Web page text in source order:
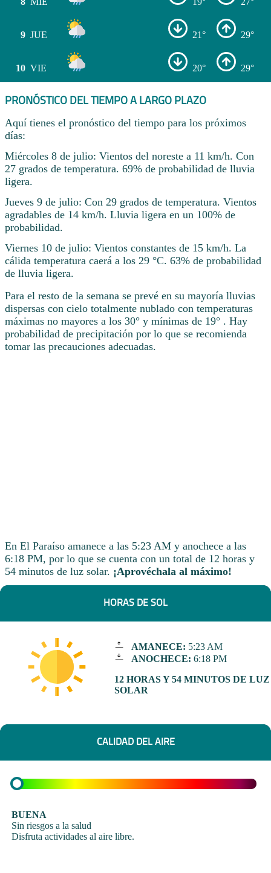
9 JUE 21° 29°
10 VIE 20° 29°
PRONÓSTICO DEL TIEMPO A LARGO PLAZO
Aquí tienes el pronóstico del tiempo para los próximos
días:
Miércoles 8 de julio: Vientos del noreste a 11 km/h. Con
27 grados de temperatura. 69% de probabilidad de lluvia
ligera.
Jueves 9 de julio: Con 29 grados de temperatura. Vientos
agradables de 14 km/h. Lluvia ligera en un 100% de
probabilidad.
Viernes 10 de julio: Vientos constantes de 15 km/h. La
cálida temperatura caerá a los 29 °C. 63% de probabilidad
de lluvia ligera.
Para el resto de la semana se prevé en su mayoría lluvias
dispersas con cielo totalmente nublado con temperaturas
máximas no mayores a los 30° y mínimas de 19° . Hay
probabilidad de precipitación por lo que se recomienda
tomar las precauciones adecuadas.
En El Paraíso amanece a las 5:23 AM y anochece a las
6:18 PM, por lo que se cuenta con un total de 12 horas y
54 minutos de luz solar. ¡Aprovéchala al máximo!
HORAS DE SOL
AMANECE: 5:23 AM
ANOCHECE: 6:18 PM
12 HORAS Y 54 MINUTOS DE LUZ
SOLAR
CALIDAD DEL AIRE
BUENA
Sin riesgos a la salud
Disfruta actividades al aire libre.